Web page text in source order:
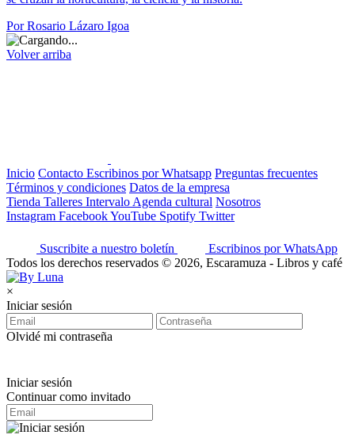
Por Rosario Lázaro Igoa
Volver arriba
Inicio Contacto Escribinos por Whatsapp Preguntas frecuentes
Términos y condiciones Datos de la empresa
Tienda Talleres Intervalo Agenda cultural Nosotros
Instagram FacebookYouTube Spotify Twitter
Suscribite a nuestro boletín
Escribinos por WhatsApp
Todos los derechos reservados © 2026, Escaramuza - Libros y café
×
Iniciar sesión
Olvidé mi contraseña
Iniciar sesión
Continuar como invitado